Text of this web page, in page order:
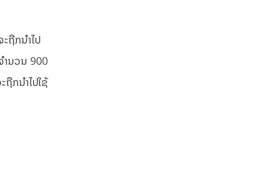
ຖືກນຳໄປ
ຳນວນ 900
ກນຳໄປໃຊ້